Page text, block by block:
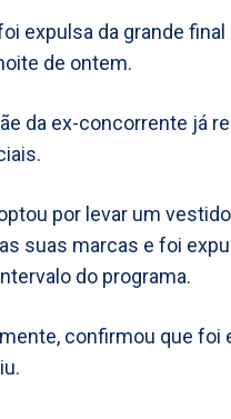
expulsa da grande final
de ontem.
da ex-concorrente já
por levar um
suas marcas e foi
do programa.
confirmou que foi